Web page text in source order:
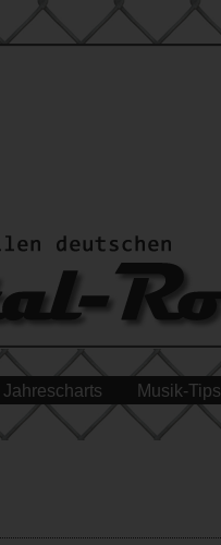
Jahrescharts Musik-Tips